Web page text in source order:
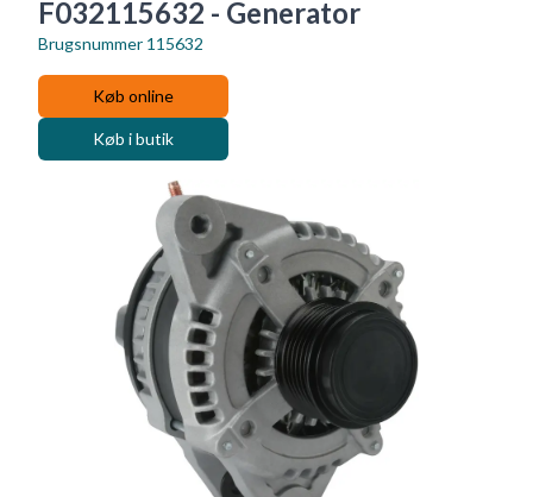
F032115632 - Generator
Brugsnummer 115632
Køb online
Køb i butik